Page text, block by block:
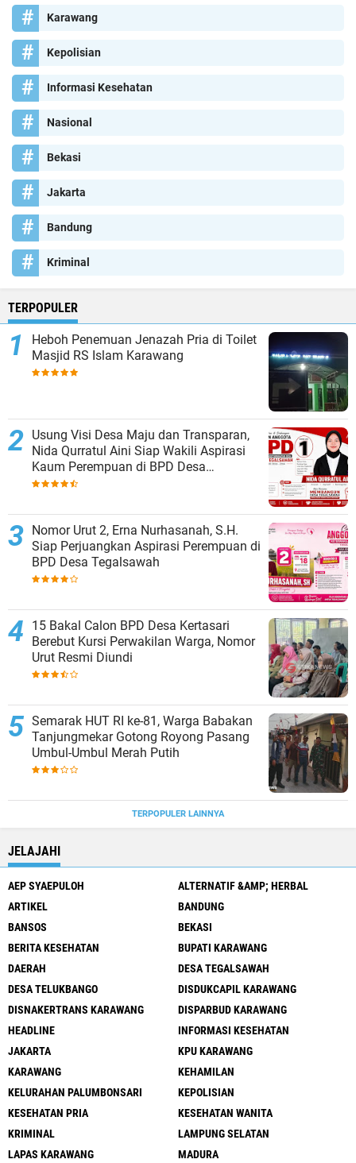
Karawang
Kepolisian
Informasi Kesehatan
Nasional
Bekasi
Jakarta
Bandung
Kriminal
TERPOPULER
Heboh Penemuan Jenazah Pria di Toilet
Masjid RS Islam Karawang
Usung Visi Desa Maju dan Transparan,
Nida Qurratul Aini Siap Wakili Aspirasi
Kaum Perempuan di BPD Desa
Tegalsawah
Nomor Urut 2, Erna Nurhasanah, S.H.
Siap Perjuangkan Aspirasi Perempuan di
BPD Desa Tegalsawah
15 Bakal Calon BPD Desa Kertasari
Berebut Kursi Perwakilan Warga, Nomor
Urut Resmi Diundi
Semarak HUT RI ke-81, Warga Babakan
Tanjungmekar Gotong Royong Pasang
Umbul-Umbul Merah Putih
TERPOPULER LAINNYA
JELAJAHI
AEP SYAEPULOH
ALTERNATIF &AMP; HERBAL
ARTIKEL
BANDUNG
BANSOS
BEKASI
BERITA KESEHATAN
BUPATI KARAWANG
DAERAH
DESA TEGALSAWAH
DESA TELUKBANGO
DISDUKCAPIL KARAWANG
DISNAKERTRANS KARAWANG
DISPARBUD KARAWANG
HEADLINE
INFORMASI KESEHATAN
JAKARTA
KPU KARAWANG
KARAWANG
KEHAMILAN
KELURAHAN PALUMBONSARI
KEPOLISIAN
KESEHATAN PRIA
KESEHATAN WANITA
KRIMINAL
LAMPUNG SELATAN
LAPAS KARAWANG
MADURA